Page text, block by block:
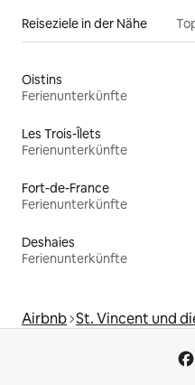
Reiseziele in der Nähe
Oistins
Ferienunterkünfte
Les Trois-Îlets
Ferienunterkünfte
Fort-de-France
Ferienunterkünfte
Deshaies
Ferienunterkünfte
Airbnb St. Vincent und